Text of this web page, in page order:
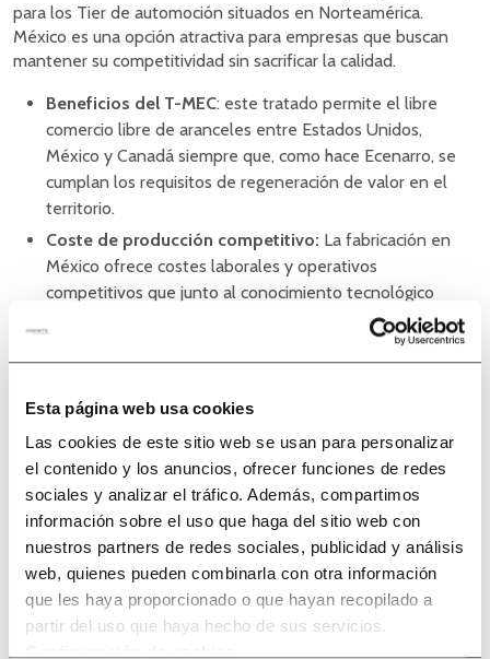
Esta página web usa cookies
Las cookies de este sitio web se usan para personalizar
el contenido y los anuncios, ofrecer funciones de redes
sociales y analizar el tráfico. Además, compartimos
información sobre el uso que haga del sitio web con
nuestros partners de redes sociales, publicidad y análisis
web, quienes pueden combinarla con otra información
que les haya proporcionado o que hayan recopilado a
partir del uso que haya hecho de sus servicios.
para los Tier de automoción situados en Norteamérica.
México es una opción atractiva para empresas que buscan
mantener su competitividad sin sacrificar la calidad.
Beneficios del T-MEC: este tratado permite el libre
comercio libre de aranceles entre Estados Unidos,
México y Canadá siempre que, como hace Ecenarro, se
cumplan los requisitos de regeneración de valor en el
territorio.
Coste de producción competitivo: La fabricación en
México ofrece costes laborales y operativos
competitivos que junto al conocimiento tecnológico
Europeo hacen un tándem muy interesante para
aquellos Tier 1 o Tier 2 de automoción con necesidades
globales.
Ubicación geográfica y eficiencia en la cadena de
Norteamericano se convierte en una ventaja estratégica
por reducir los tiempos de entrega y optimización
logística respecto a las opciones Chinas o Europeas.
Reduces el riesgo de obsoletos y las fluctuaciones del
coste de transporte marítimo.
Tipo de Cambio:
la compra venta se realiza en Dólares
evitando así las fluctuaciones de las monedas locales y